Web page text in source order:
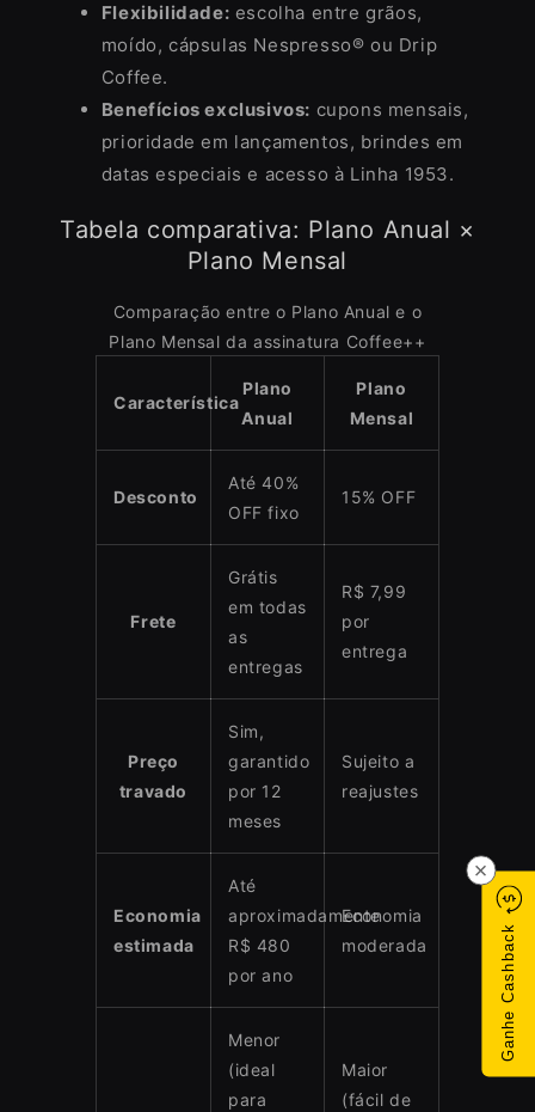
Flexibilidade: escolha entre grãos,
moído, cápsulas Nespresso® ou Drip
Coffee.
Benefícios exclusivos: cupons mensais,
prioridade em lançamentos, brindes em
datas especiais e acesso à Linha 1953.
Tabela comparativa: Plano Anual ×
Plano Mensal
Comparação entre o Plano Anual e o
Plano Mensal da assinatura Coffee++
Característica
Plano
Anual
Plano
Mensal
Desconto
Até 40%
OFF fixo
15% OFF
Frete
Grátis
em todas
as
entregas
R$ 7,99
por
entrega
Preço
travado
Sim,
garantido
por 12
meses
Sujeito a
reajustes
Economia
estimada
Até
aproximadamente
R$ 480
por ano
Economia
moderada
Menor
(ideal
para
Maior
(fácil de
Ganhe Cashback
×